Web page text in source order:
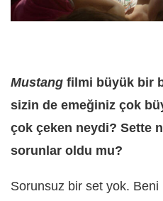
Mustang filmi büyük bir
sizin de emeğiniz çok
çok çeken neydi? Sette
sorunlar oldu mu?
Sorunsuz bir set yok.